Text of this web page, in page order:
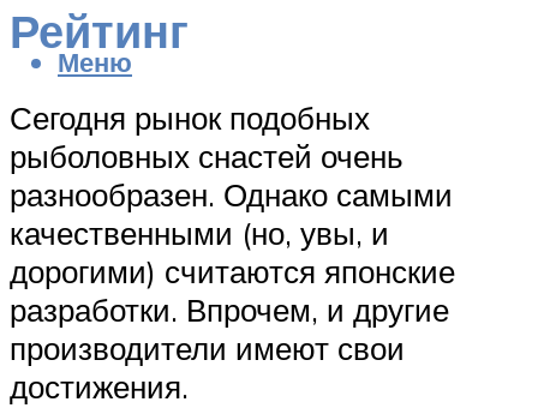
Меню
Рейтинг
Сегодня рынок подобных
рыболовных снастей очень
разнообразен. Однако самыми
качественными (но, увы, и
дорогими) считаются японские
разработки. Впрочем, и другие
производители имеют свои
достижения.